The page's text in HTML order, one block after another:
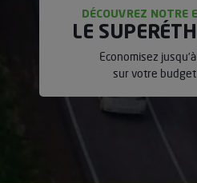
DÉCOUVREZ NOTRE
LE
Economisez jusqu’à
sur votre